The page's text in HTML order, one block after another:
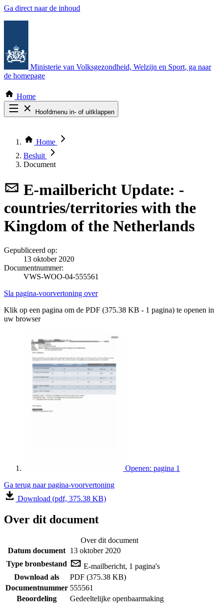
Ga direct naar de inhoud
Ministerie van Volksgezondheid, Welzijn en Sport, ga naar
de homepage
Home
Hoofdmenu in- of uitklappen
Thema COVID-19
Bekijk per bestuursorgaan
Home
Besluit
Document
E-mailbericht Update: -
countries/territories with the
Kingdom of the Netherlands
Gepubliceerd op:
13 oktober 2020
Documentnummer:
VWS-WOO-04-555561
Sla pagina-voorvertoning over
Klik op een pagina om de PDF (375.38 KB - 1 pagina) te openen in
uw browser
Openen: pagina 1
Ga terug naar pagina-voorvertoning
Download (pdf, 375.38 KB)
Over dit document
Over dit document
Datum document 13 oktober 2020
Type bronbestand
E-mailbericht, 1 pagina's
Download als
PDF (375.38 KB)
Documentnummer 555561
Beoordeling
Gedeeltelijke openbaarmaking